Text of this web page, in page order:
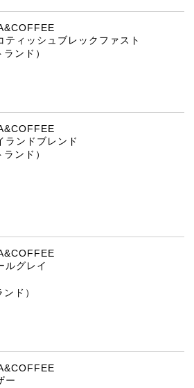
ティッシュブレックファスト
ンド）
ランドブレンド
ンド）
ルグレイ
ド）
ー